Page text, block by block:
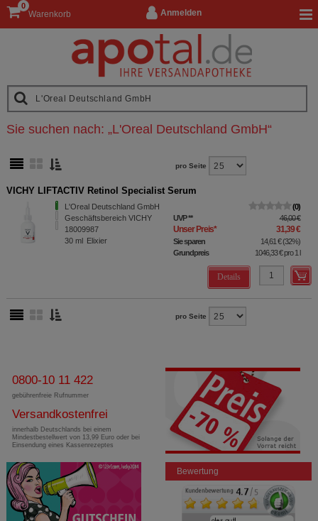
Anmelden
Warenkorb
0
Sie suchen nach: „L'Oreal Deutschland GmbH“
pro Seite
VICHY LIFTACTIV Retinol Specialist Serum
L'Oreal Deutschland GmbH
Geschäftsbereich VICHY
18009987
30 ml Elixier
0
UVP** 46,00 €
Unser Preis* 31,39 €
Sie sparen 14,61 €(32%)
Grundpreis
1046,33 €pro 1 l
Details
pro Seite
0800-10 11 422
gebührenfreie Rufnummer
Versandkostenfrei
innerhalb Deutschlands bei einem
Mindestbestellwert von 13,99 Euro oder bei
Einsendung eines Kassenrezeptes
Bewertung